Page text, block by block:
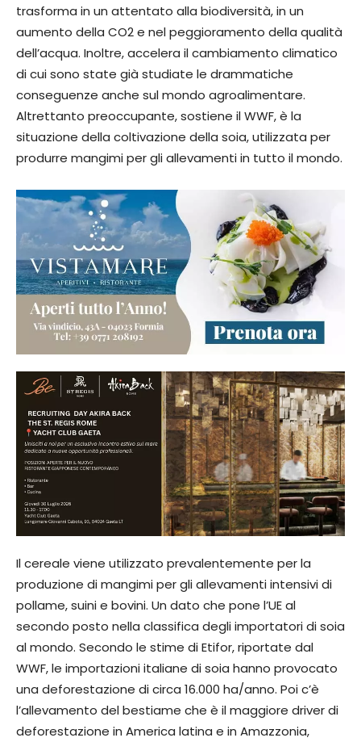
trasforma in un attentato alla biodiversità, in un
aumento della CO2 e nel peggioramento della qualità
dell’acqua. Inoltre, accelera il cambiamento climatico
di cui sono state già studiate le drammatiche
conseguenze anche sul mondo agroalimentare.
Altrettanto preoccupante, sostiene il WWF, è la
situazione della coltivazione della soia, utilizzata per
produrre mangimi per gli allevamenti in tutto il mondo.
Il cereale viene utilizzato prevalentemente per la
produzione di mangimi per gli allevamenti intensivi di
pollame, suini e bovini. Un dato che pone l’UE al
secondo posto nella classifica degli importatori di soia
al mondo. Secondo le stime di Etifor, riportate dal
WWF, le importazioni italiane di soia hanno provocato
una deforestazione di circa 16.000 ha/anno. Poi c’è
l’allevamento del bestiame che è il maggiore driver di
deforestazione in America latina e in Amazzonia,